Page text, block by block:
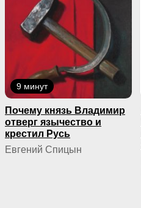
9 минут
Почему князь Владимир
отверг язычество и
крестил Русь
Евгений Спицын